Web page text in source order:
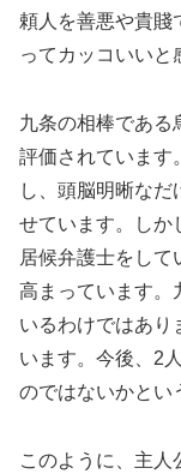
頼人を善悪や貴賤
ってカッコいいと
九条の相棒である
評価されています
し、頭脳明晰な
せています。しか
居候弁護士をして
高まっています。
いるわけではあり
います。今後、2
のではないかとい
このように、主人